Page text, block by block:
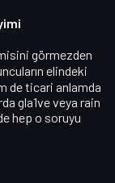
ni görmezden
elindeki
de ticari anlamda
gla1ve veya rain
hep o soruyu